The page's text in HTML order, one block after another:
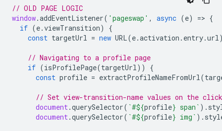
// OLD PAGE LOGIC
window.addEventListener( 'pageswap' , async (e) => {
if (e.viewTransition)
{
const targetUrl = new URL(e.activation . entry.url
// Navigating to a profile page
if (isProfilePage(targetUrl ))
{
const profile = extractProfileNameFromUrl (
// Set view-transition-name values on the
document .querySelector( `#${profile} span` ).
document .querySelector( `#${profile} img` ).